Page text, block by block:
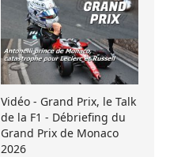
Vidéo - Grand Prix, le Talk
de la F1 - Débriefing du
Grand Prix de Monaco
2026